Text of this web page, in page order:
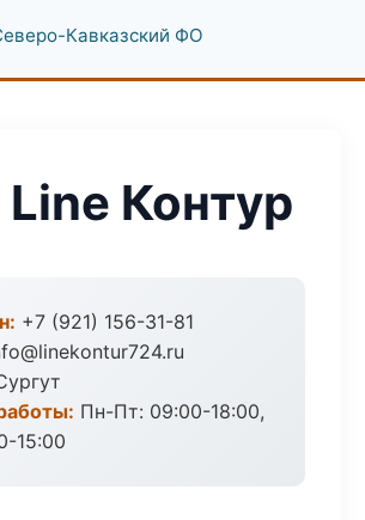
Кавказский ФО
Контур
+7 (921) 156-31-81
Пн-Пт: 09:00-18:00,
15:00